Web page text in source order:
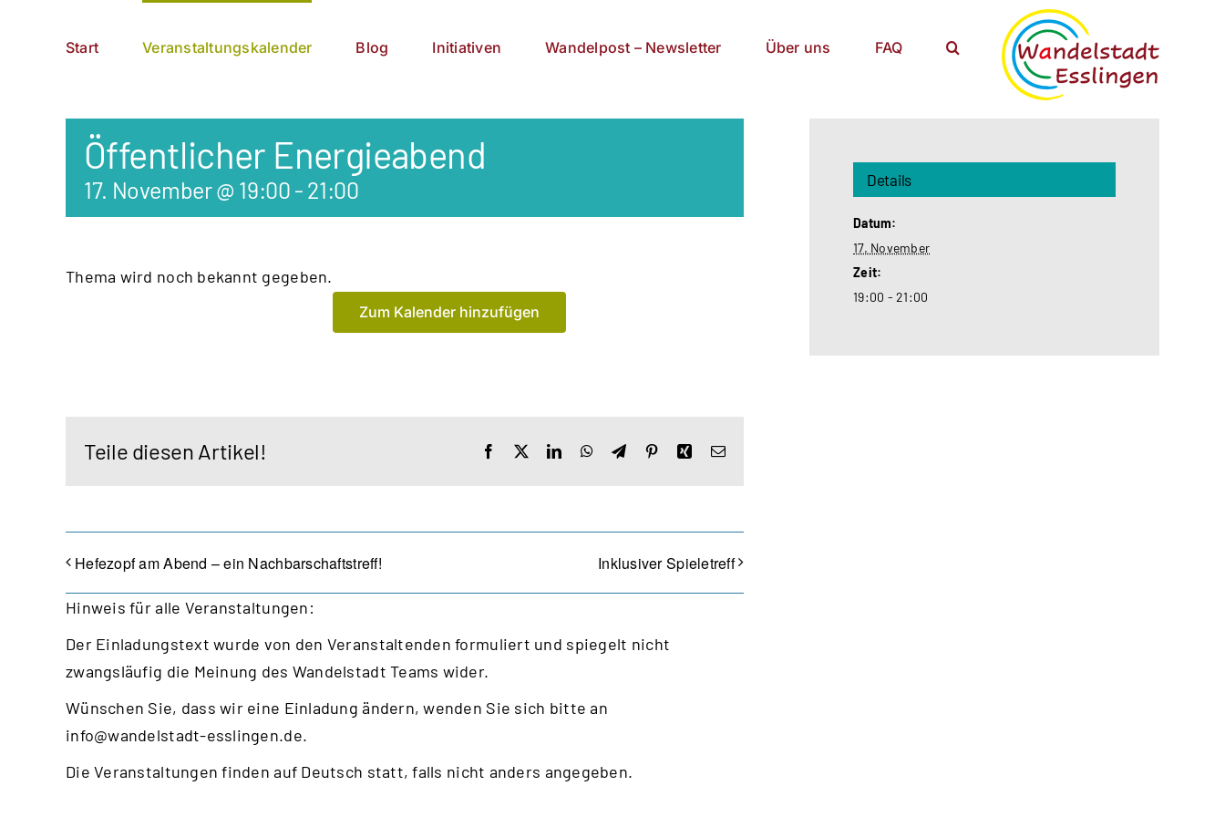
Start Veranstaltungskalender Blog Initiativen Wandelpost – Newsletter Über uns FAQ
Öffentlicher Energieabend
17. November @ 19:00 - 21:00
Thema wird noch bekannt gegeben.
Zum Kalender hinzufügen
Teile diesen Artikel! Facebook LinkedInWhatsApp
TelegramPinterestXingE-
Hefezopf am Abend – ein Nachbarschaftstreff! Inklusiver Spieletreff
Hinweis für alle Veranstaltungen:
Der Einladungstext wurde von den Veranstaltenden formuliert und spiegelt nicht
zwangsläufig die Meinung des Wandelstadt Teams wider.
Wünschen Sie, dass wir eine Einladung ändern, wenden Sie sich bitte an
info@wandelstadt-esslingen.de.
Die Veranstaltungen finden auf Deutsch statt, falls nicht anders angegeben.
Details
Datum:
17. November
Zeit:
19:00 - 21:00